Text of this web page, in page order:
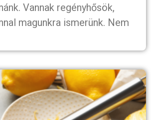
Vannak regényhősök,
magunkra ismerünk. Nem